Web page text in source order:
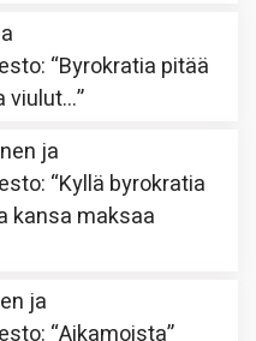
: “Byrokratia pitää
viulut…”
ja
: “Kyllä byrokratia
kansa maksaa
ja